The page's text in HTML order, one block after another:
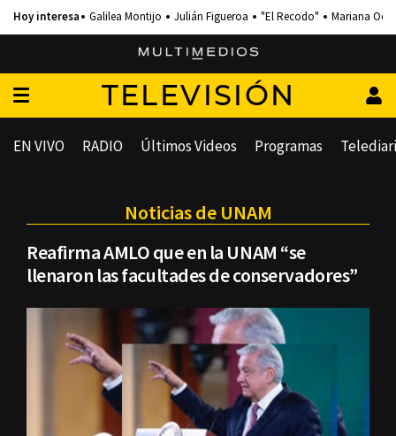
Galilea Montijo Julián Figueroa "El Recodo" Mariana
TELEVISIÓN
EN VIVO RADIO Últimos Videos Programas
Noticias de UNAM
Reafirma AMLO que en la UNAM “se
llenaron las facultades de conservadores”